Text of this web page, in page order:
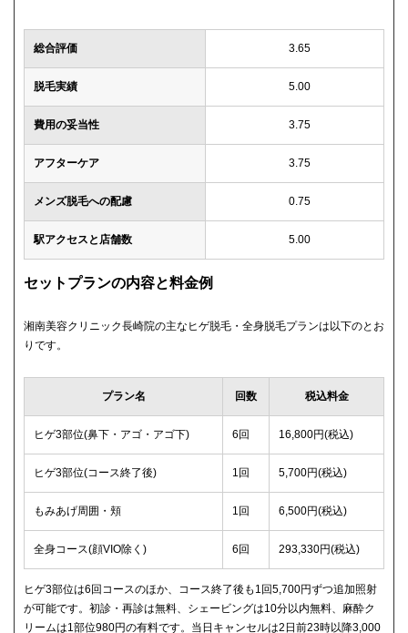
総合評価 3.65
脱毛実績 5.00
費用の妥当性 3.75
アフターケア 3.75
メンズ脱毛への配慮 0.75
駅アクセスと店舗数 5.00
セットプランの内容と料金例
湘南美容クリニック長崎院の主なヒゲ脱毛・全身脱毛プランは以下のとお
りです。
プラン名 回数 税込料金
ヒゲ3部位(鼻下・アゴ・アゴ下) 6回 16,800円(税込)
ヒゲ3部位(コース終了後) 1回 5,700円(税込)
もみあげ周囲・頬 1回 6,500円(税込)
全身コース(顔VIO除く) 6回 293,330円(税込)
ヒゲ3部位は6回コースのほか、コース終了後も1回5,700円ずつ追加照射
が可能です。初診・再診は無料、シェービングは10分以内無料、麻酔ク
リームは1部位980円の有料です。当日キャンセルは2日前23時以降3,000